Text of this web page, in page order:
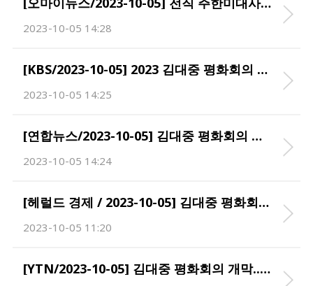
2023-10-05 14:28
[KBS/2023-10-05] 2023 김대중 평화회의 개최…‘지구적 책임’ 강조
2023-10-05 14:25
[연합뉴스/2023-10-05] 김대중 평화회의 개막…'지구적 책임·평화' 논의
2023-10-05 14:24
[헤럴드 경제 / 2023-10-05] 김대중 평화회의…지구적 책임·지구적 평화 본격 논의
2023-10-05 11:20
[YTN/2023-10-05] 김대중 평화회의 개막...'지구적 평화·책임' 등 논의